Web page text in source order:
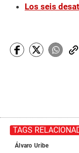
Los seis
TAGS
Álvaro Uribe